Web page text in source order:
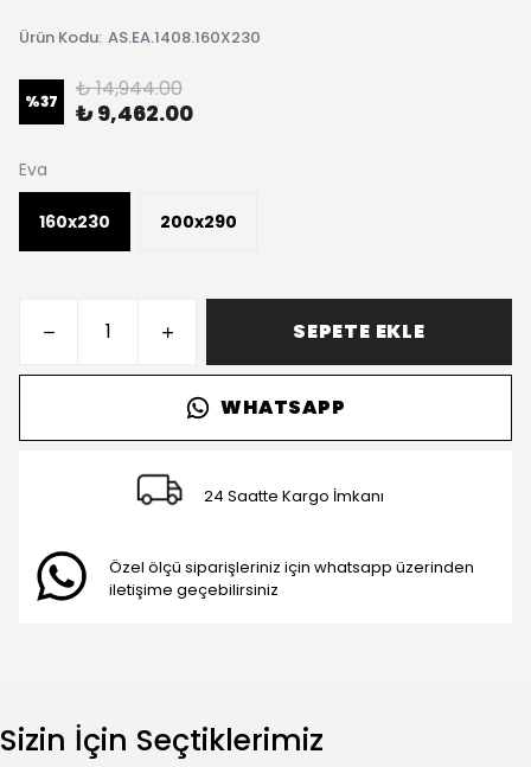
Ürün Kodu: AS.EA.1408.160X230
%37 ₺ 14,944.00
₺ 9,462.00
Eva
160x230 200x290
SEPETE EKLE
WHATSAPP
24 Saatte Kargo İmkanı
Özel ölçü siparişleriniz için whatsapp üzerinden
iletişime geçebilirsiniz
Sizin İçin Seçtiklerimiz